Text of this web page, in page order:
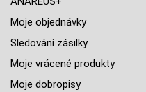
Moje objednávky
Sledování zásilky
Moje vrácené produkty
Moje dobropisy